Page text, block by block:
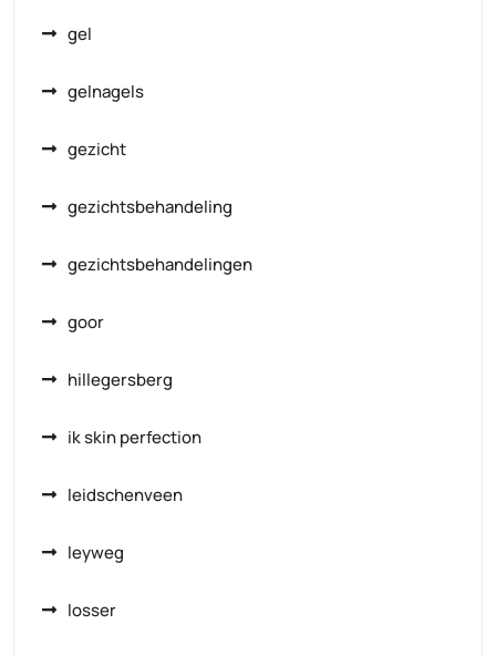
gel
gelnagels
gezicht
gezichtsbehandeling
gezichtsbehandelingen
goor
hillegersberg
ik skin perfection
leidschenveen
leyweg
losser